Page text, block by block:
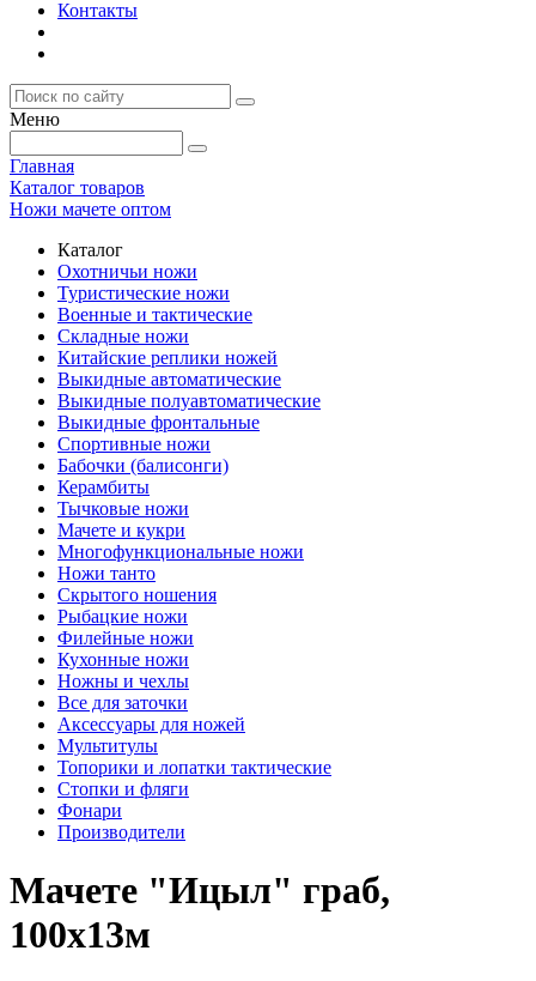
Контакты
Меню
Главная
Каталог товаров
Ножи мачете оптом
Каталог
Охотничьи ножи
Туристические ножи
Военные и тактические
Складные ножи
Китайские реплики ножей
Выкидные автоматические
Выкидные полуавтоматические
Выкидные фронтальные
Спортивные ножи
Бабочки (балисонги)
Керамбиты
Тычковые ножи
Мачете и кукри
Многофункциональные ножи
Ножи танто
Скрытого ношения
Рыбацкие ножи
Филейные ножи
Кухонные ножи
Ножны и чехлы
Все для заточки
Аксессуары для ножей
Мультитулы
Топорики и лопатки тактические
Стопки и фляги
Фонари
Производители
Мачете "Ицыл" граб,
100х13м